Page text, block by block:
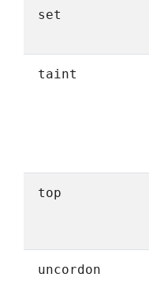
set
taint
top
uncordon